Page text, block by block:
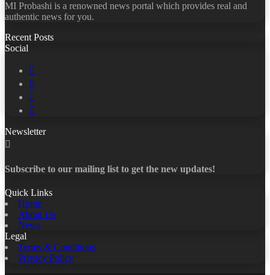
MI Probashi is a renowned news portal which provides real and
authentic news for you.
Recent Posts
Social
Newsletter
Subscribe to our mailing list to get the new updates!
Quick Links
Home
About Us
News
Legal
Terms & Conditions
Privacy Policy